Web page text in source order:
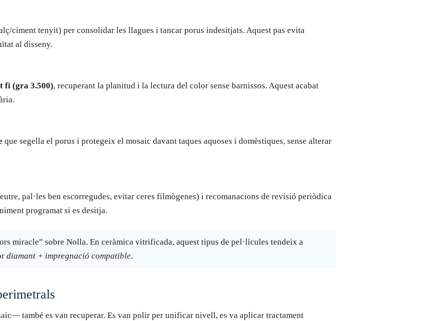
ciment tenyit) per consolidar les llagues i tancar porus indesitjats. Aquest pas evita
al disseny.
fi (gra 3.500), recuperant la planitud i la lectura del color sense barnissos. Aquest acabat
que segella el porus i protegeix el mosaic davant taques aquoses i domèstiques, sense alterar
pal·les ben escorregudes, evitar ceres filmògenes) i recomanacions de revisió periòdica
programat si es desitja.
miracle” sobre Nolla. En ceràmica vitrificada, aquest tipus de pel·lícules tendeix a
diamant + impregnació compatible.
també es van recuperar. Es van polir per unificar nivell, es va aplicar tractament